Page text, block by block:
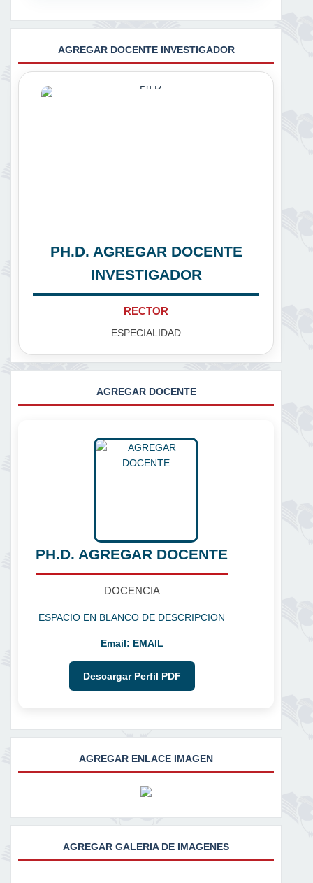
AGREGAR DOCENTE INVESTIGADOR
PH.D. AGREGAR DOCENTE
INVESTIGADOR
RECTOR
ESPECIALIDAD
AGREGAR DOCENTE
PH.D. AGREGAR DOCENTE
DOCENCIA
ESPACIO EN BLANCO DE DESCRIPCION
Email: EMAIL
Descargar Perfil PDF
AGREGAR ENLACE IMAGEN
AGREGAR GALERIA DE IMAGENES